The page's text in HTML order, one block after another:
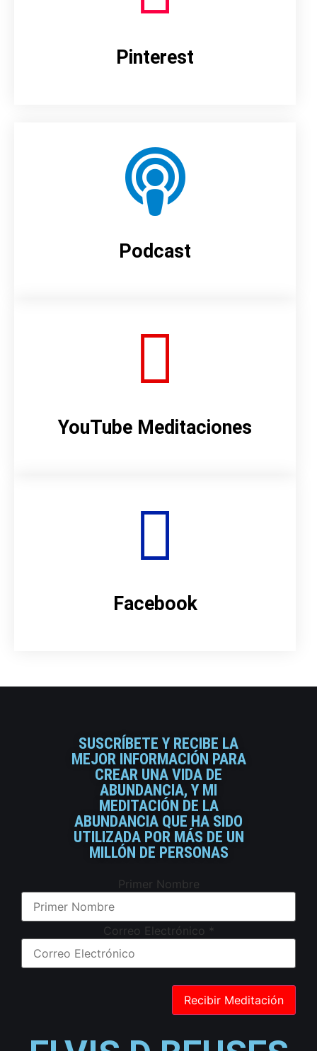
Pinterest
Podcast
YouTube Meditaciones
Facebook
SUSCRÍBETE Y RECIBE LA
MEJOR INFORMACIÓN PARA
CREAR UNA VIDA DE
ABUNDANCIA, Y MI
MEDITACIÓN DE LA
ABUNDANCIA QUE HA SIDO
UTILIZADA POR MÁS DE UN
MILLÓN DE PERSONAS
Primer Nombre
Correo Electrónico *